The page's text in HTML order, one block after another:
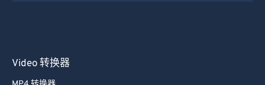
Video 转换器